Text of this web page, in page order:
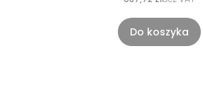
Do koszyka